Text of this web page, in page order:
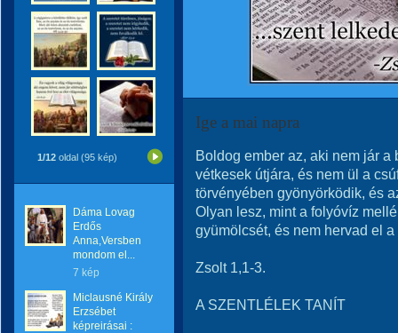
1/12 oldal (95 kép)
Dáma Lovag
Erdős
Anna,Versben
mondom el...
7 kép
Miclausné Király
Erzsébet
képreirásai :
Ige a mai napra
Boldog ember az, aki nem jár
vétkesek útjára, és nem ül a
törvényében gyönyörködik, és
Olyan lesz, mint a folyóvíz
gyümölcsét, és nem hervad el
Zsolt 1,1-3.
A SZENTLÉLEK TANÍT